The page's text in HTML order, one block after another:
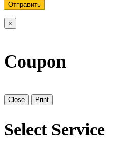
Отправить
×
Coupon
Close Print
Select Service